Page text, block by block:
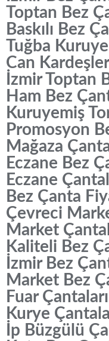
Toptan Bez
Baskılı Bez
Tuğba
Can
İzmir Toptan
Ham Bez
Kuruyemiş
Promosyon
Mağaza
Eczane Bez
Eczane
Bez Çanta
Çevreci
Market
Kaliteli Bez
İzmir Bez
Market Bez
Fuar Çantaları
Kurye
İp Büzgülü